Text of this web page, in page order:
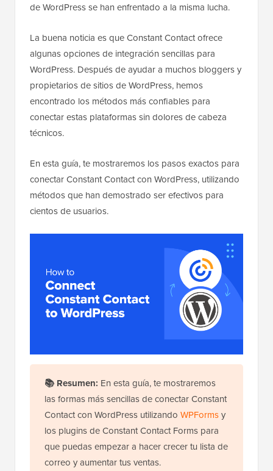
de WordPress se han enfrentado a la misma lucha.
La buena noticia es que Constant Contact ofrece
algunas opciones de integración sencillas para
WordPress. Después de ayudar a muchos bloggers y
propietarios de sitios de WordPress, hemos
encontrado los métodos más confiables para
conectar estas plataformas sin dolores de cabeza
técnicos.
En esta guía, te mostraremos los pasos exactos para
conectar Constant Contact con WordPress, utilizando
métodos que han demostrado ser efectivos para
cientos de usuarios.
📚 Resumen: En esta guía, te mostraremos
las formas más sencillas de conectar Constant
Contact con WordPress utilizando WPFormsy
los plugins de Constant Contact Forms para
que puedas empezar a hacer crecer tu lista de
correo y aumentar tus ventas.